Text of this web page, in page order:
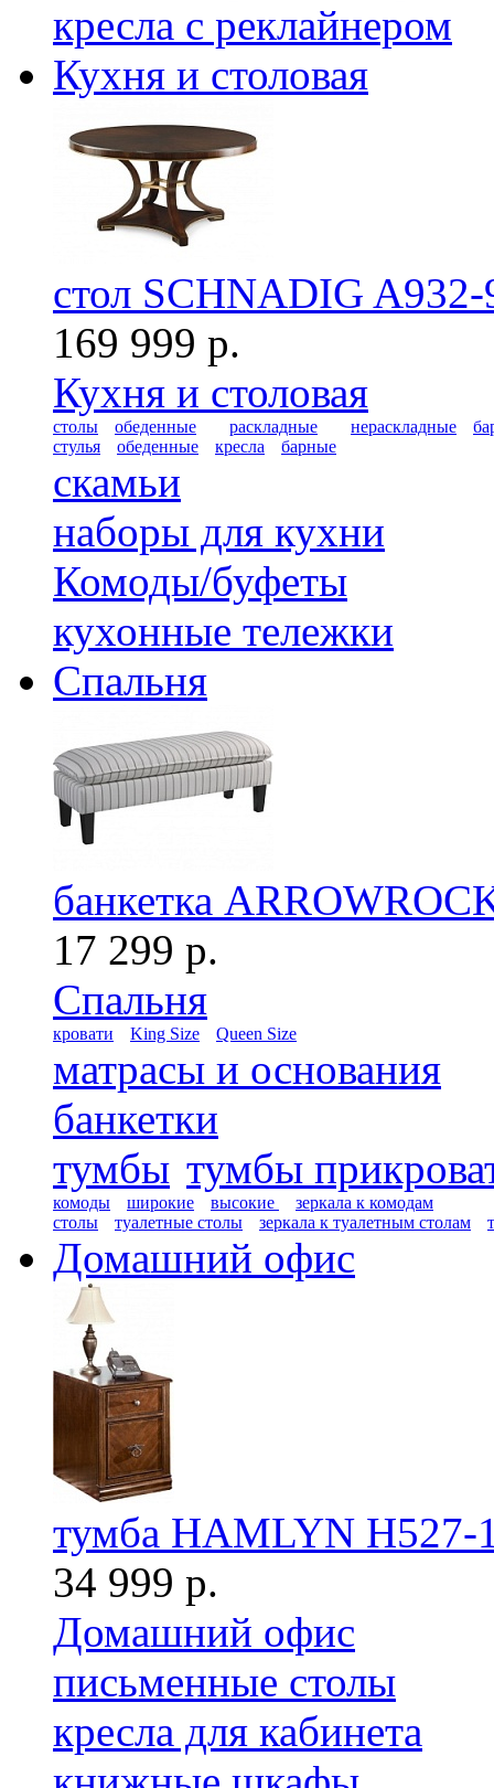
кресла с реклайнером
Кухня и столовая
стол SCHNADIG A932-
169 999 р.
Кухня и столовая
столы обеденные раскладные нераскладные
стулья
обеденные кресла барные
скамьи
наборы для кухни
Комоды/буфеты
кухонные тележки
Спальня
банкетка
17 299 р.
Спальня
кровати King Size Queen Size
матрасы и основания
банкетки
тумбы тумбы
комоды широкие высокие
зеркала к комодам
столы
туалетные столы зеркала к туалетным столам
Домашний офис
тумба HAMLYN H527-
34 999 р.
Домашний офис
письменные столы
кресла для кабинета